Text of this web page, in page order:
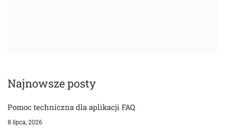
Najnowsze posty
Pomoc techniczna dla aplikacji FAQ
8 lipca, 2026